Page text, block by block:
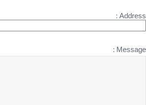
Address :
Message :